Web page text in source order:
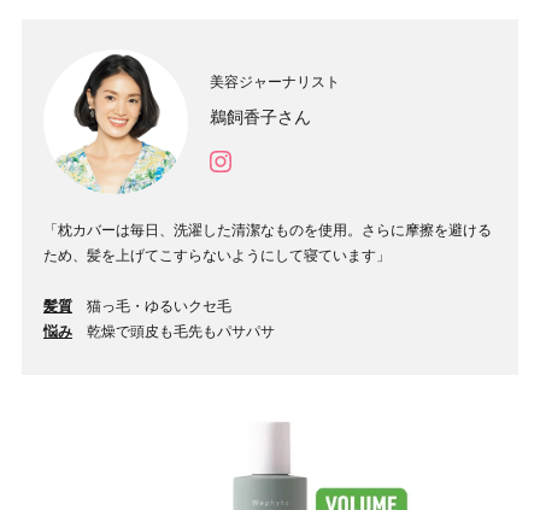
美容ジャーナリスト
鵜飼香子さん
「枕カバーは毎日、洗濯した清潔なものを使用。さらに摩擦を避ける
ため、髪を上げてこすらないようにして寝ています」
髪質 猫っ毛・ゆるいクセ毛
悩み 乾燥で頭皮も毛先もパサパサ